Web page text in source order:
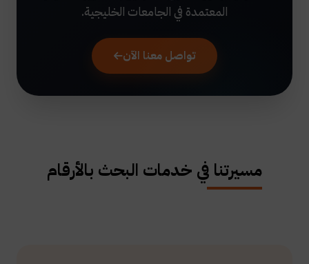
المعتمدة في الجامعات الخليجية.
تواصل معنا الآن
مسيرتنا في خدمات البحث بالأرقام